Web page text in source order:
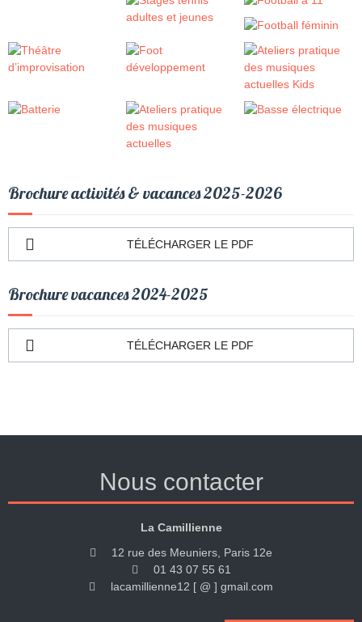
Brochure activités & vacances 2025-2026
TÉLÉCHARGER LE PDF
Brochure vacances 2024-2025
TÉLÉCHARGER LE PDF
Nous contacter
La Camillienne
12 rue des Meuniers, Paris 12e
01 43 07 55 61
lacamillienne12 [ @ ] gmail.com